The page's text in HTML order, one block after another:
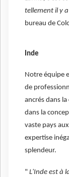
tellement il y
bureau de
Inde
Notre équipe
de
ancrés dans
dans la
vaste pays
expertise
splendeur.
" L'Inde est à